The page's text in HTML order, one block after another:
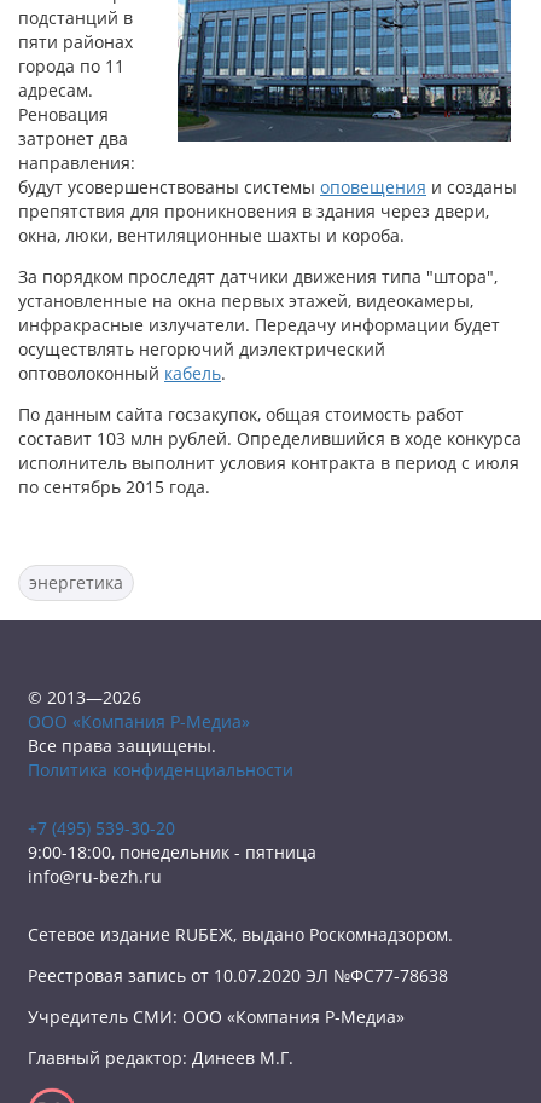
подстанций в
пяти районах
города по 11
адресам.
Реновация
затронет два
направления:
будут усовершенствованы системы оповещения и созданы
препятствия для проникновения в здания через двери,
окна, люки, вентиляционные шахты и короба.
За порядком проследят датчики движения типа "штора",
установленные на окна первых этажей, видеокамеры,
инфракрасные излучатели. Передачу информации будет
осуществлять негорючий диэлектрический
оптоволоконный кабель.
По данным сайта госзакупок, общая стоимость работ
составит 103 млн рублей. Определившийся в ходе конкурса
исполнитель выполнит условия контракта в период с июля
по сентябрь 2015 года.
энергетика
© 2013—2026
ООО «Компания Р-Медиа»
Все права защищены.
Политика конфиденциальности
+7 (495) 539-30-20
9:00-18:00, понедельник - пятница
info@ru-bezh.ru
Сетевое издание RUБЕЖ, выдано Роскомнадзором.
Реестровая запись от 10.07.2020 ЭЛ №ФС77-78638
Учредитель СМИ: ООО «Компания Р-Медиа»
Главный редактор: Динеев М.Г.